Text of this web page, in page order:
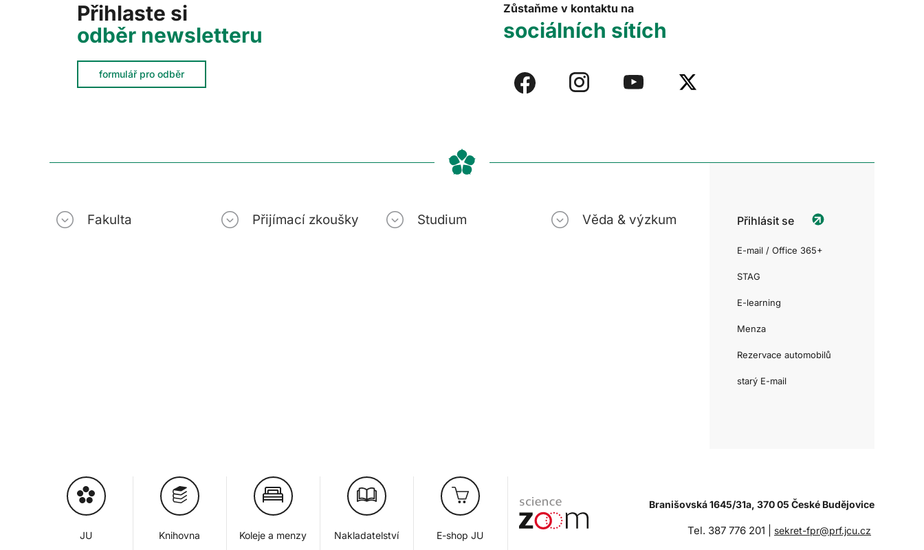
Přihlaste si
odběr newsletteru
formulář pro odběr
Zůstaňme v kontaktu na
sociálních sítích
Fakulta Přijímací zkoušky Studium Věda & výzkum Přihlásit se
E-mail / Office 365+
STAG
E-learning
Menza
Rezervace automobilů
starý E-mail
JU Knihovna Koleje a menzy Nakladatelství E-shop JU
Branišovská 1645/31a, 370 05 České Budějovice
Tel. 387 776 201 | sekret-fpr@prf.jcu.cz